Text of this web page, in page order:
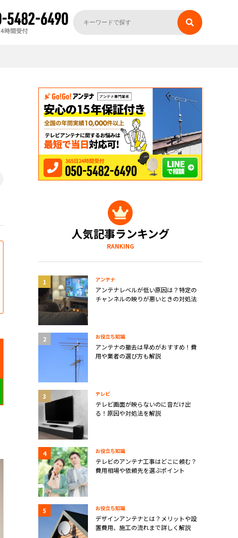
人気記事ランキング
RANKING
アンテナ
アンテナレベルが低い原因は？特定の
チャンネルの映りが悪いときの対処法
お役立ち知識
アンテナの撤去は早めがおすすめ！費
用や業者の選び方も解説
テレビ
テレビ画面が映らないのに音だけ出
る！原因や対処法を解説
お役立ち知識
テレビのアンテナ工事はどこに頼む？
費用相場や依頼先を選ぶポイント
お役立ち知識
デザインアンテナとは？メリットや設
置費用、施工の流れまで詳しく解説